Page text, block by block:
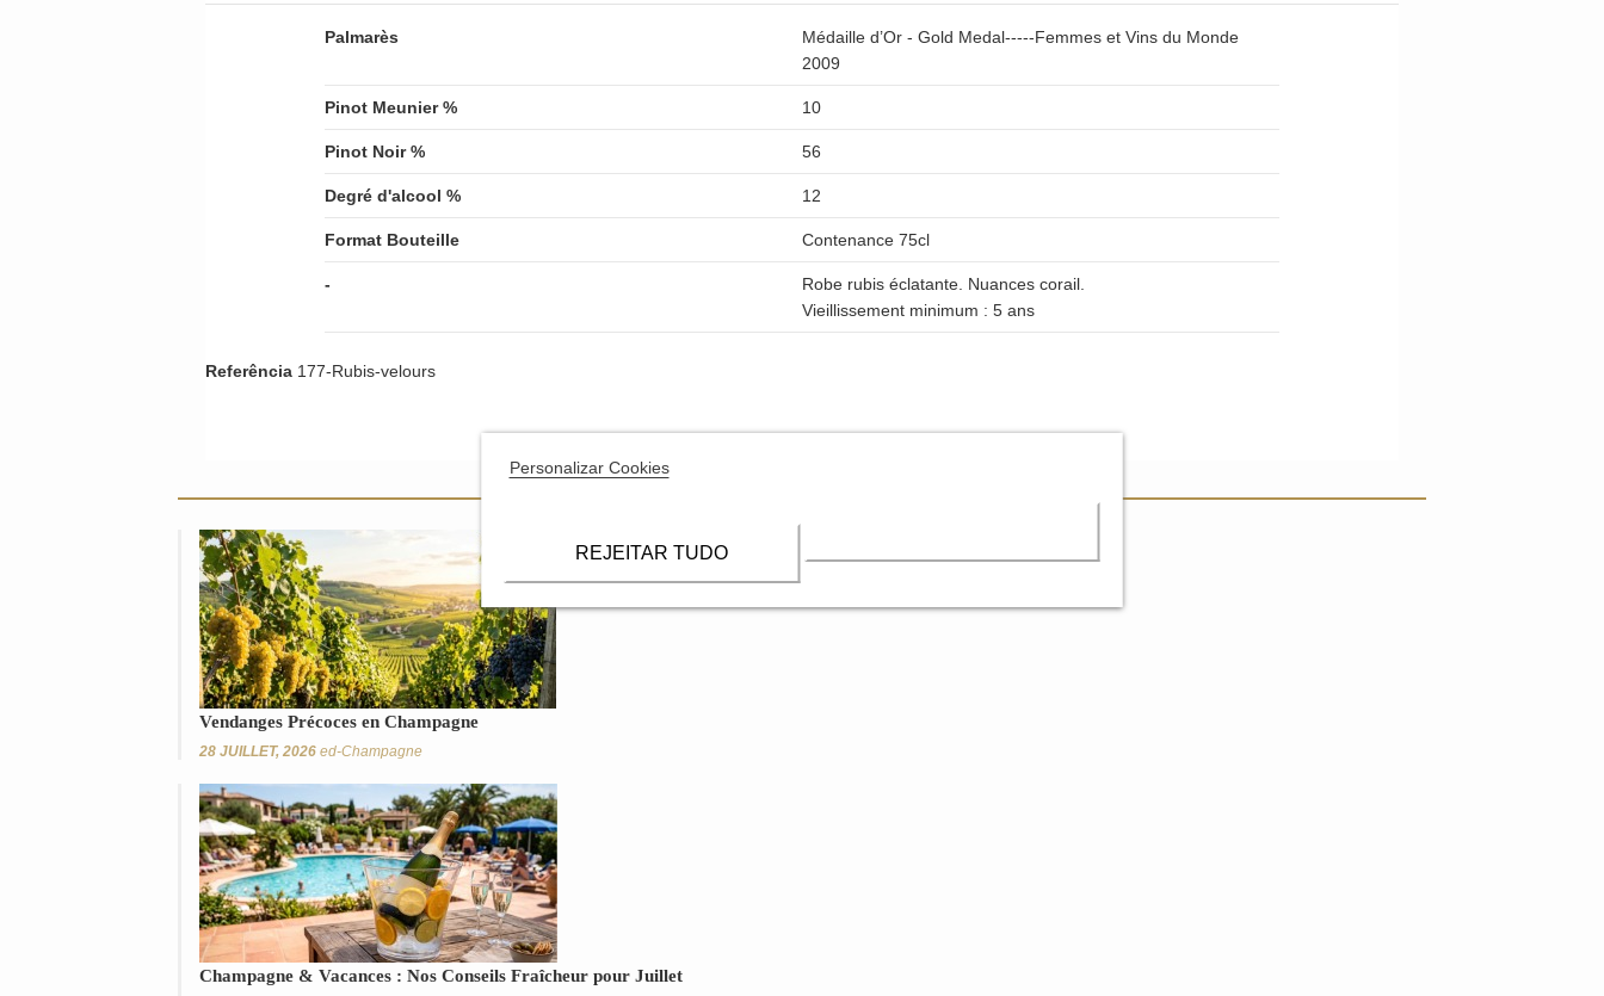
Palmarès
Médaille d’Or - Gold Medal-----Femmes et Vins du Monde
2009
Pinot Meunier % 10
Pinot Noir % 56
Degré d'alcool % 12
Format Bouteille Contenance 75cl
-
Robe rubis éclatante. Nuances corail.
Vieillissement minimum : 5 ans
Referência 177-Rubis-velours
Vendanges Précoces en Champagne
28 JUILLET, 2026 ed-Champagne
Champagne & Vacances : Nos Conseils Fraîcheur pour Juillet
Personalizar Cookies
REJEITAR TUDO